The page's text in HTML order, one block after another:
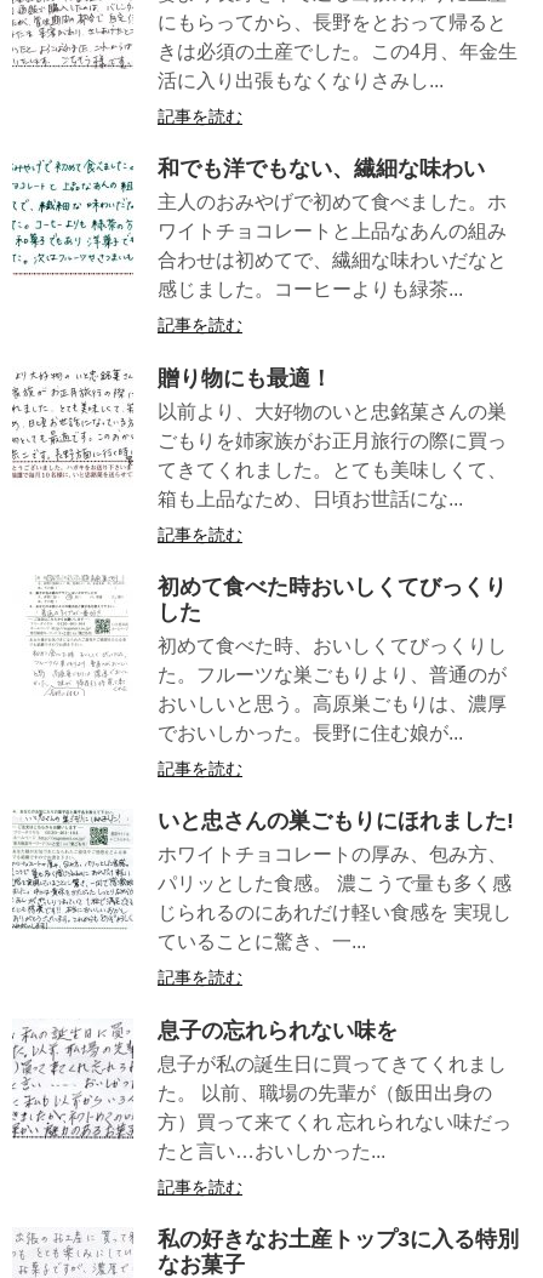
にもらってから、長野をとおって帰ると
きは必須の土産でした。この4月、年金生
活に入り出張もなくなりさみし...
記事を読む
和でも洋でもない、繊細な味わい
主人のおみやげで初めて食べました。ホ
ワイトチョコレートと上品なあんの組み
合わせは初めてで、繊細な味わいだなと
感じました。コーヒーよりも緑茶...
記事を読む
贈り物にも最適！
以前より、大好物のいと忠銘菓さんの巣
ごもりを姉家族がお正月旅行の際に買っ
てきてくれました。とても美味しくて、
箱も上品なため、日頃お世話にな...
記事を読む
初めて食べた時おいしくてびっくり
した
初めて食べた時、おいしくてびっくりし
た。フルーツな巣ごもりより、普通のが
おいしいと思う。高原巣ごもりは、濃厚
でおいしかった。長野に住む娘が...
記事を読む
いと忠さんの巣ごもりにほれました!
ホワイトチョコレートの厚み、包み方、
パリッとした食感。 濃こうで量も多く感
じられるのにあれだけ軽い食感を 実現し
ていることに驚き、一...
記事を読む
息子の忘れられない味を
息子が私の誕生日に買ってきてくれまし
た。 以前、職場の先輩が（飯田出身の
方）買って来てくれ 忘れられない味だっ
たと言い…おいしかった...
記事を読む
私の好きなお土産トップ3に入る特別
なお菓子